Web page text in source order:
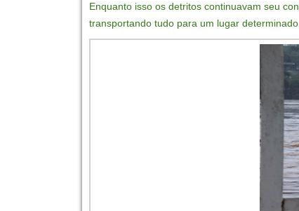
Enquanto isso os detritos continuavam seu
transportando tudo para um lugar